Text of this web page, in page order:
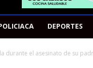
DEPORTES
durante el asesinato de su